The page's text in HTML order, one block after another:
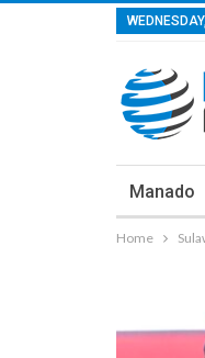
Manado
Home